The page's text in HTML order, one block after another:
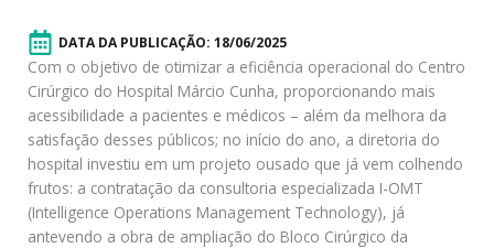
DATA DA PUBLICAÇÃO: 18/06/2025
Com o objetivo de otimizar a eficiência operacional do Centro
Cirúrgico do Hospital Márcio Cunha, proporcionando mais
acessibilidade a pacientes e médicos – além da melhora da
satisfação desses públicos; no início do ano, a diretoria do
hospital investiu em um projeto ousado que já vem colhendo
frutos: a contratação da consultoria especializada I-OMT
(Intelligence Operations Management Technology), já
antevendo a obra de ampliação do Bloco Cirúrgico da